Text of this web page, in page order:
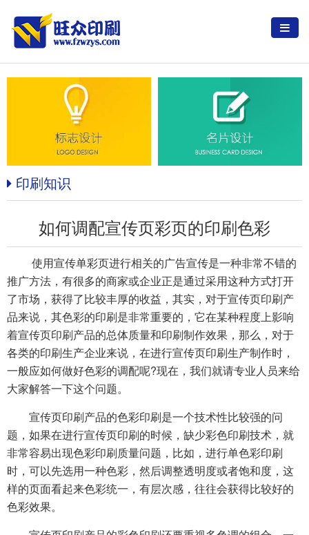
印刷知识
如何调配宣传页彩页的印刷色彩
使用宣传单彩页进行相关的广告宣传是一种非常不错的
推广方法，有很多的商家或企业正是通过采用这种方式打开
了市场，获得了比较丰厚的收益，其实，对于宣传页印刷产
品来说，其色彩的印刷是非常重要的，它在某种程度上影响
着宣传页印刷产品的总体质量和印刷制作效果，那么，对于
各类的印刷生产企业来说，在进行宣传页印刷生产制作时，
一般应如何做好色彩的调配呢?现在，我们就请专业人员来给
大家解答一下这个问题。
宣传页印刷产品的色彩印刷是一个技术性比较强的问
题，如果在进行宣传页印刷的时候，缺少彩色印刷技术，就
非常容易出现色彩印刷质量问题，比如，进行单色彩印刷
时，可以先选用一种色彩，然后调整透明度或者饱和度，这
样的页面看起来色彩统一，有层次感，往往会获得比较好的
色彩效果。